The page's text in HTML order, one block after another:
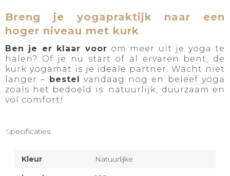
Breng je yogapraktijk naar een
hoger niveau met kurk
Ben je er klaar voor om meer uit je yoga te
halen? Of je nu start of al ervaren bent, de
kurk yogamat is je ideale partner. Wacht niet
langer – bestel vandaag nog en beleef yoga
zoals het bedoeld is: natuurlijk, duurzaam en
vol comfort!
Specificaties
Kleur
Natuurlijke